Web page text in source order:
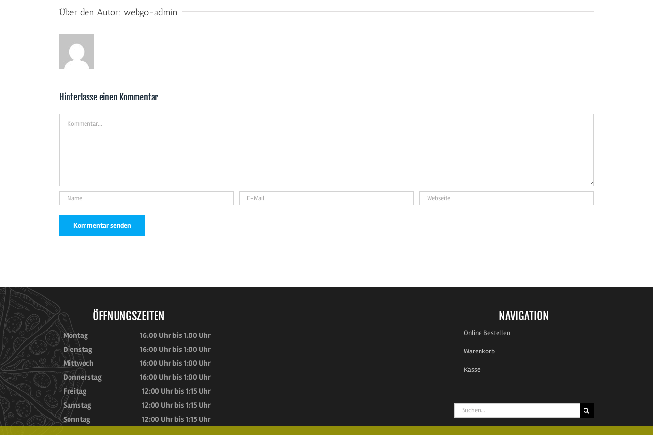
Über den Autor: webgo-admin
Hinterlasse einen Kommentar
ÖFFNUNGSZEITEN
Montag
16:00 Uhr bis 1:00 Uhr
Dienstag
16:00 Uhr bis 1:00 Uhr
Mittwoch
16:00 Uhr bis 1:00 Uhr
Donnerstag
16:00 Uhr bis 1:00 Uhr
Freitag
12:00 Uhr bis 1:15 Uhr
Samstag
12:00 Uhr bis 1:15 Uhr
Sonntag
12:00 Uhr bis 1:15 Uhr
NAVIGATION
Online Bestellen
Warenkorb
Kasse
Suche
nach: